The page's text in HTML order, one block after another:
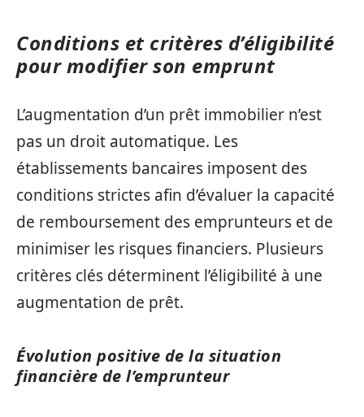
Conditions et critères d’éligibilité
pour modifier son emprunt
L’augmentation d’un prêt immobilier n’est
pas un droit automatique. Les
établissements bancaires imposent des
conditions strictes afin d’évaluer la capacité
de remboursement des emprunteurs et de
minimiser les risques financiers. Plusieurs
critères clés déterminent l’éligibilité à une
augmentation de prêt.
Évolution positive de la situation
financière de l’emprunteur